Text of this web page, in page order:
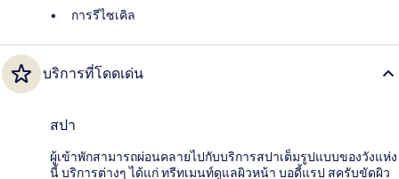
การรีไซเคิล
บริการที่โดดเด่น
สปา
ผู้เข้าพักสามารถผ่อนคลายไปกับบริการสปาเต็มรูปแบบของวังแห่ง
นี้ บริการต่างๆ ได้แก่ ทรีทเมนท์ดูแลผิวหน้า บอดี้แรป สครับขัดผิว